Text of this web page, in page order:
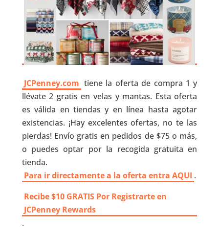
JCPenney.com tiene la oferta de compra 1 y
llévate 2 gratis en velas y mantas. Esta oferta
es válida en tiendas y en línea hasta agotar
existencias. ¡Hay excelentes ofertas, no te las
pierdas! Envío gratis en pedidos de $75 o más,
o puedes optar por la recogida gratuita en
tienda.
Para ir directamente a la oferta entra AQUI .
Recibe $10 GRATIS Por Registrarte en
JCPenney Rewards
.